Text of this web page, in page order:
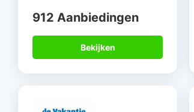
912 Aanbiedingen
Bekijken